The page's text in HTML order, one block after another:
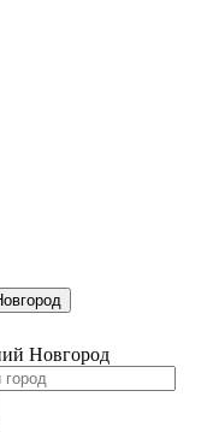
Новгород